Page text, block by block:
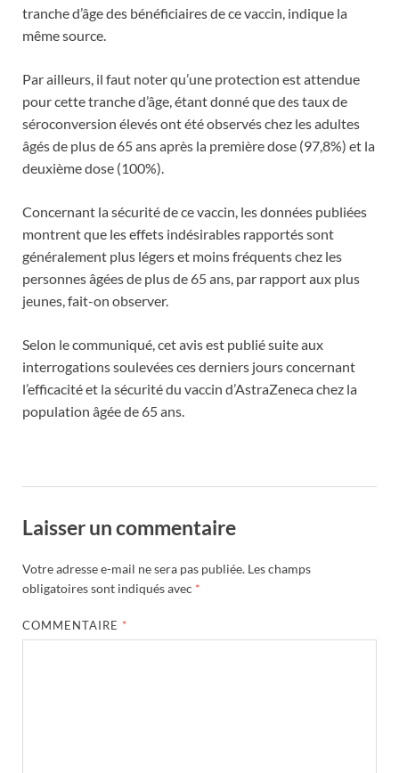
tranche d’âge des bénéficiaires de ce vaccin, indique la
même source.
Par ailleurs, il faut noter qu’une protection est attendue
pour cette tranche d’âge, étant donné que des taux de
séroconversion élevés ont été observés chez les adultes
âgés de plus de 65 ans après la première dose (97,8%) et la
deuxième dose (100%).
Concernant la sécurité de ce vaccin, les données publiées
montrent que les effets indésirables rapportés sont
généralement plus légers et moins fréquents chez les
personnes âgées de plus de 65 ans, par rapport aux plus
jeunes, fait-on observer.
Selon le communiqué, cet avis est publié suite aux
interrogations soulevées ces derniers jours concernant
l’efficacité et la sécurité du vaccin d’AstraZeneca chez la
population âgée de 65 ans.
Laisser un commentaire
Votre adresse e-mail ne sera pas publiée. Les champs
obligatoires sont indiqués avec *
COMMENTAIRE *